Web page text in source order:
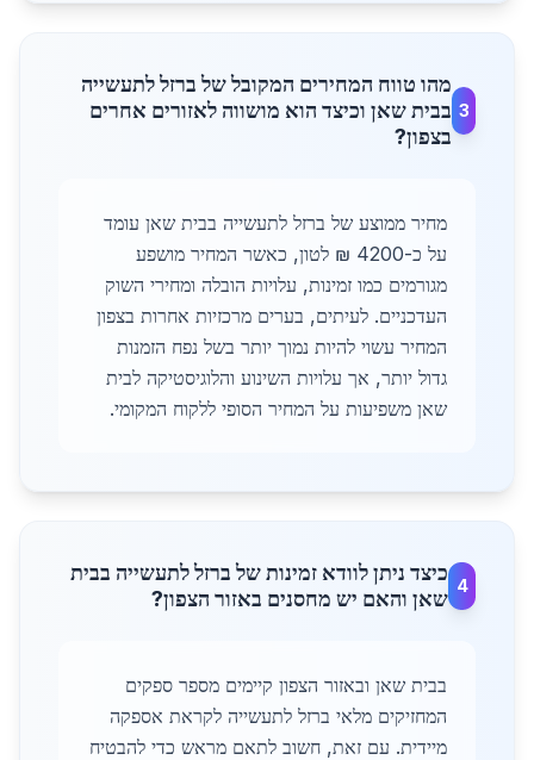
3
מהו טווח המחירים המקובל של ברזל לתעשייה
בבית שאן וכיצד הוא מושווה לאזורים אחרים
בצפון?
מחיר ממוצע של ברזל לתעשייה בבית שאן עומד
על כ-4200 ₪ לטון, כאשר המחיר מושפע
מגורמים כמו זמינות, עלויות הובלה ומחירי השוק
העדכניים. לעיתים, בערים מרכזיות אחרות בצפון
המחיר עשוי להיות נמוך יותר בשל נפח הזמנות
גדול יותר, אך עלויות השינוע והלוגיסטיקה לבית
שאן משפיעות על המחיר הסופי ללקוח המקומי.
4
כיצד ניתן לוודא זמינות של ברזל לתעשייה בבית
שאן והאם יש מחסנים באזור הצפון?
בבית שאן ובאזור הצפון קיימים מספר ספקים
המחזיקים מלאי ברזל לתעשייה לקראת אספקה
מיידית. עם זאת, חשוב לתאם מראש כדי להבטיח